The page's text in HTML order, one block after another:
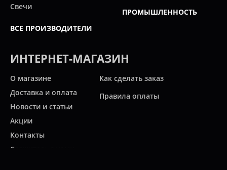
Свечи
ВСЕ ПРОИЗВОДИТЕЛИ
ПРОМЫШЛЕННОСТЬ
ИНТЕРНЕТ-МАГАЗИН
О магазине
Доставка и оплата
Новости и статьи
Акции
Контакты
Свяжитесь с нами
Как сделать заказ
Правила оплаты